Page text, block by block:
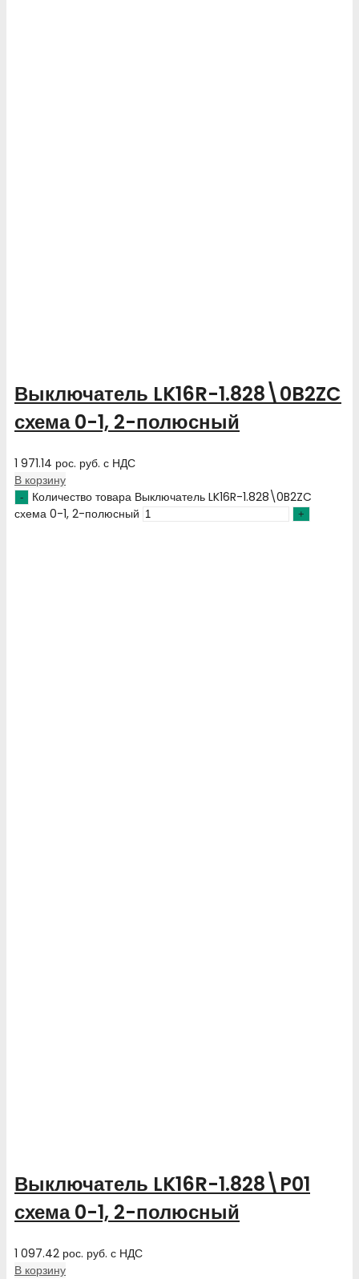
Выключатель LK16R-1.828\0B2ZC
схема 0-1, 2-полюсный
1 971.14 рос. руб. с НДС
В корзину
Количество товара Выключатель LK16R-1.828\0B2ZC
схема 0-1, 2-полюсный
Выключатель LK16R-1.828\P01
схема 0-1, 2-полюсный
1 097.42 рос. руб. с НДС
В корзину